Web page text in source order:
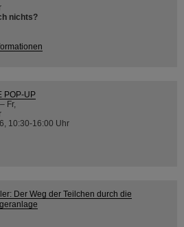
nichts?
POP-UP
Fr,
10:30-16:00 Uhr
Der Weg der Teilchen durch die